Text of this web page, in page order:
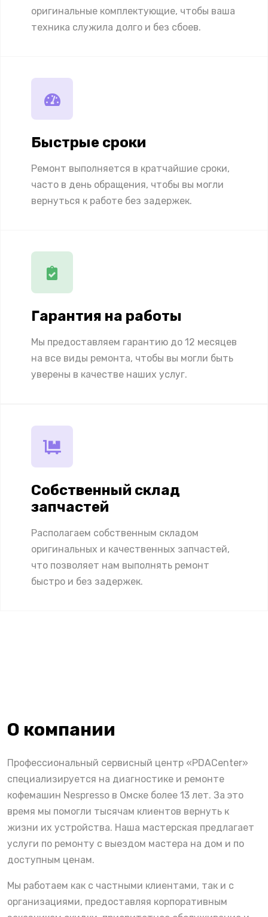
оригинальные комплектующие, чтобы ваша
техника служила долго и без сбоев.
Быстрые сроки
Ремонт выполняется в кратчайшие сроки,
часто в день обращения, чтобы вы могли
вернуться к работе без задержек.
Гарантия на работы
Мы предоставляем гарантию до 12 месяцев
на все виды ремонта, чтобы вы могли быть
уверены в качестве наших услуг.
Собственный склад
запчастей
Располагаем собственным складом
оригинальных и качественных запчастей,
что позволяет нам выполнять ремонт
быстро и без задержек.
О компании
Профессиональный сервисный центр «PDACenter»
специализируется на диагностике и ремонте
кофемашин Nespresso в Омске более 13 лет. За это
время мы помогли тысячам клиентов вернуть к
жизни их устройства. Наша мастерская предлагает
услуги по ремонту с выездом мастера на дом и по
доступным ценам.
Мы работаем как с частными клиентами, так и с
организациями, предоставляя корпоративным